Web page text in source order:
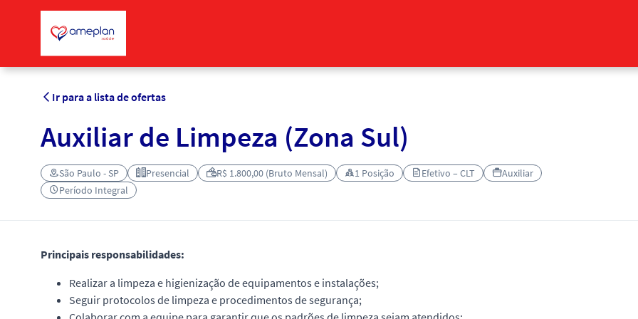
Ir para a lista de ofertas
Auxiliar de Limpeza (Zona Sul)
São Paulo - SP Presencial R$ 1.800,00 (Bruto Mensal) 1 Posição Efetivo – CLT
Auxiliar
Período Integral
Principais responsabilidades:
Realizar a limpeza e higienização de equipamentos e instalações;
Seguir protocolos de limpeza e procedimentos de segurança;